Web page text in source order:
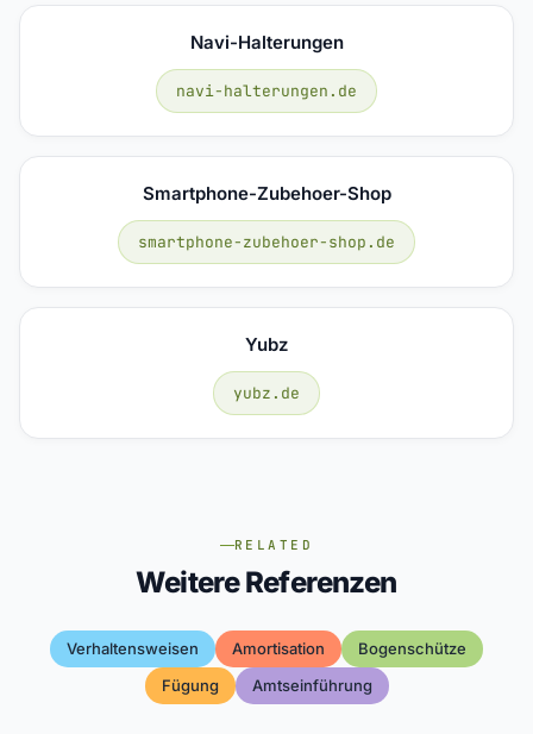
Navi-Halterungen
navi-halterungen.de
Smartphone-Zubehoer-Shop
smartphone-zubehoer-shop.de
Yubz
yubz.de
RELATED
Weitere Referenzen
Verhaltensweisen Amortisation
Bogenschütze
Fügung
Amtseinführung